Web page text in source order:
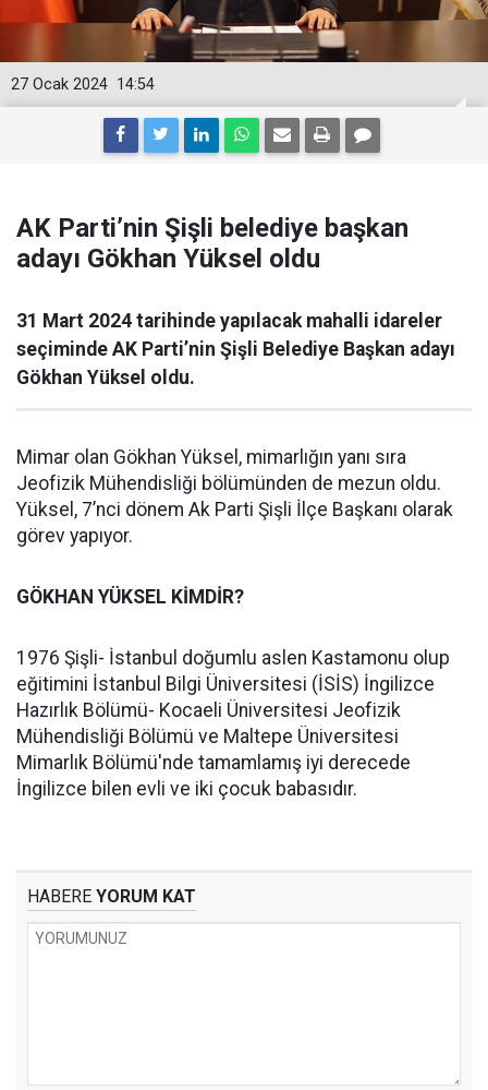
14:54
27 Ocak 2024
AK Parti’nin Şişli belediye başkan
adayı Gökhan Yüksel oldu
31 Mart 2024 tarihinde yapılacak mahalli idareler
seçiminde AK Parti’nin Şişli Belediye Başkan adayı
Gökhan Yüksel oldu.
Mimar olan Gökhan Yüksel, mimarlığın yanı sıra
Jeofizik Mühendisliği bölümünden de mezun oldu.
Yüksel, 7’nci dönem Ak Parti Şişli İlçe Başkanı olarak
görev yapıyor.
GÖKHAN YÜKSEL KİMDİR?
1976 Şişli- İstanbul doğumlu aslen Kastamonu olup
eğitimini İstanbul Bilgi Üniversitesi (İSİS) İngilizce
Hazırlık Bölümü- Kocaeli Üniversitesi Jeofizik
Mühendisliği Bölümü ve Maltepe Üniversitesi
Mimarlık Bölümü'nde tamamlamış iyi derecede
İngilizce bilen evli ve iki çocuk babasıdır.
HABERE YORUM KAT